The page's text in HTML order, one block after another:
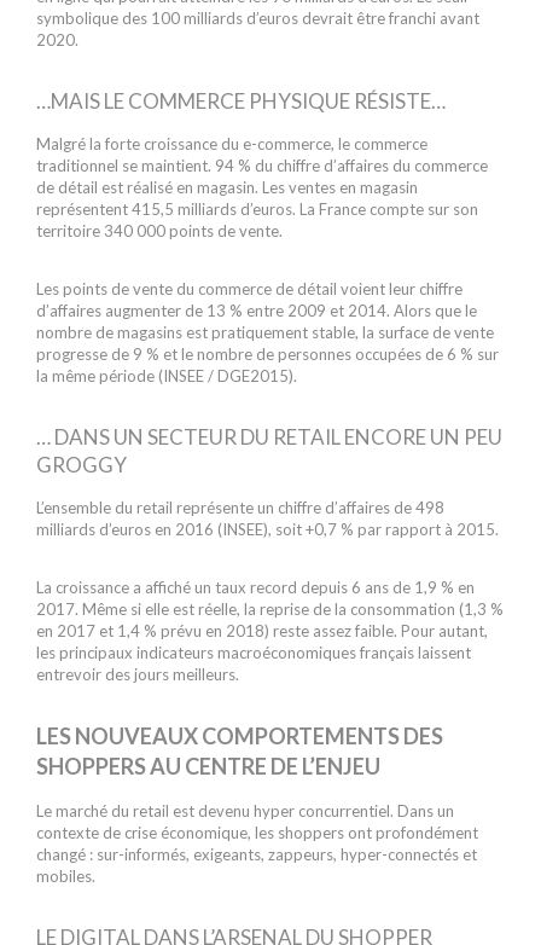
symbolique des 100 milliards d’euros devrait être franchi avant
2020.
…MAIS LE COMMERCE PHYSIQUE RÉSISTE…
Malgré la forte croissance du e-commerce, le commerce
traditionnel se maintient. 94 % du chiffre d’affaires du commerce
de détail est réalisé en magasin. Les ventes en magasin
représentent 415,5 milliards d’euros. La France compte sur son
territoire 340 000 points de vente.
Les points de vente du commerce de détail voient leur chiffre
d’affaires augmenter de 13 % entre 2009 et 2014. Alors que le
nombre de magasins est pratiquement stable, la surface de vente
progresse de 9 % et le nombre de personnes occupées de 6 % sur
la même période (INSEE / DGE2015).
… DANS UN SECTEUR DU RETAIL ENCORE UN PEU
GROGGY
L’ensemble du retail représente un chiffre d’affaires de 498
milliards d’euros en 2016 (INSEE), soit +0,7 % par rapport à 2015.
La croissance a affiché un taux record depuis 6 ans de 1,9 % en
2017. Même si elle est réelle, la reprise de la consommation (1,3 %
en 2017 et 1,4 % prévu en 2018) reste assez faible. Pour autant,
les principaux indicateurs macroéconomiques français laissent
entrevoir des jours meilleurs.
LES NOUVEAUX COMPORTEMENTS DES
SHOPPERS AU CENTRE DE L’ENJEU
Le marché du retail est devenu hyper concurrentiel. Dans un
contexte de crise économique, les shoppers ont profondément
changé : sur-informés, exigeants, zappeurs, hyper-connectés et
mobiles.
LE DIGITAL DANS L’ARSENAL DU SHOPPER